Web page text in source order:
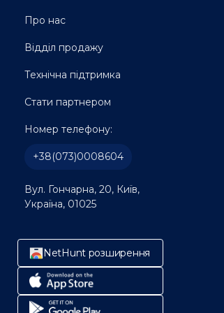
Про нас
Відділ продажу
Технічна підтримка
Стати партнером
Номер телефону:
+38(073)0008604
Вул. Гончарна, 20, Київ,
Україна, 01025
NetHunt розширення